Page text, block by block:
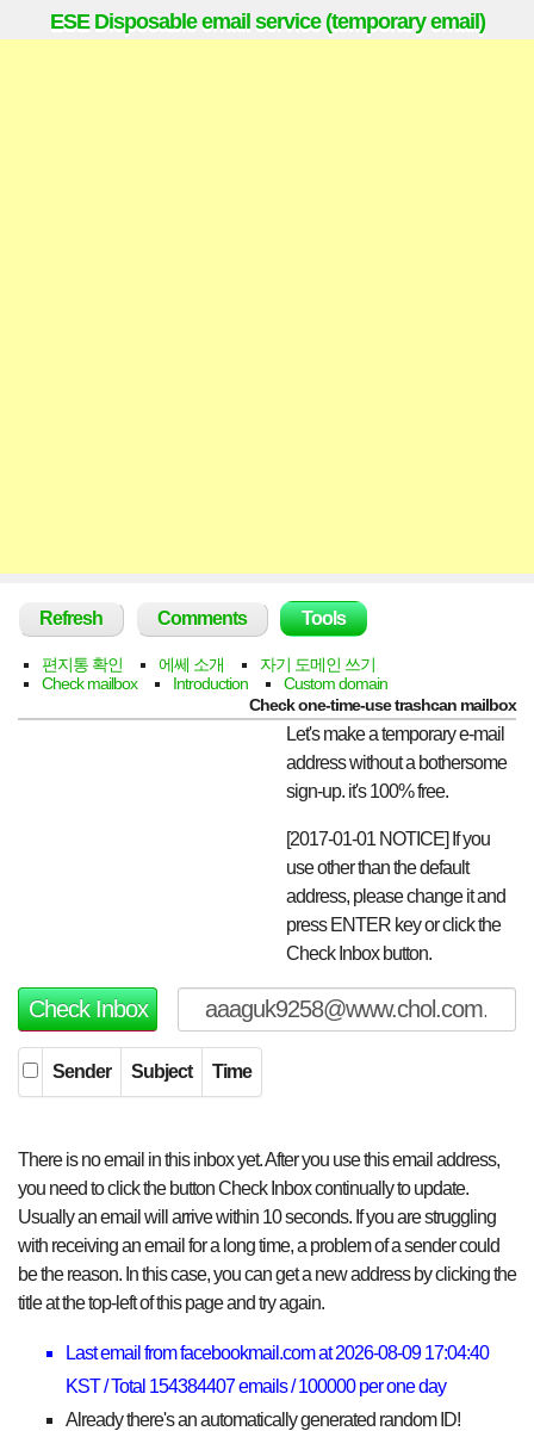
ESE Disposable email service (temporary email)
Main
Refresh Comments Tools
편지통 확인 에쎄 소개
자기 도메인 쓰기
Check mailbox
Introduction
Custom domain
Check one-time-use trashcan mailbox
Let's make a temporary e-mail
address without a bothersome
sign-up. it's 100% free.
[2017-01-01 NOTICE] If you
use other than the default
address, please change it and
press ENTER key or click the
Check Inbox button.
Sender Subject Time
There is no email in this inbox yet. After you use this email address,
you need to click the button Check Inbox continually to update.
Usually an email will arrive within 10 seconds. If you are struggling
with receiving an email for a long time, a problem of a sender could
be the reason. In this case, you can get a new address by clicking the
title at the top-left of this page and try again.
Last email from facebookmail.com at 2026-08-09 17:04:40
KST / Total 154384407 emails / 100000 per one day
Already there's an automatically generated random ID!